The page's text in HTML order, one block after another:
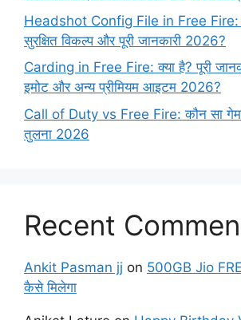
Headshot Config File in Free Fire:
सुरक्षित विकल्प और पूरी जानकारी 2026?
Carding in Free Fire: क्या है? पूरी
इमोट और अन्य प्रीमियम आइटम 2026?
Call of Duty vs Free Fire: कौन सा गेम
तुलना 2026
Recent
Ankit Pasman jj on 500GB Jio
कैसे मिलेगा